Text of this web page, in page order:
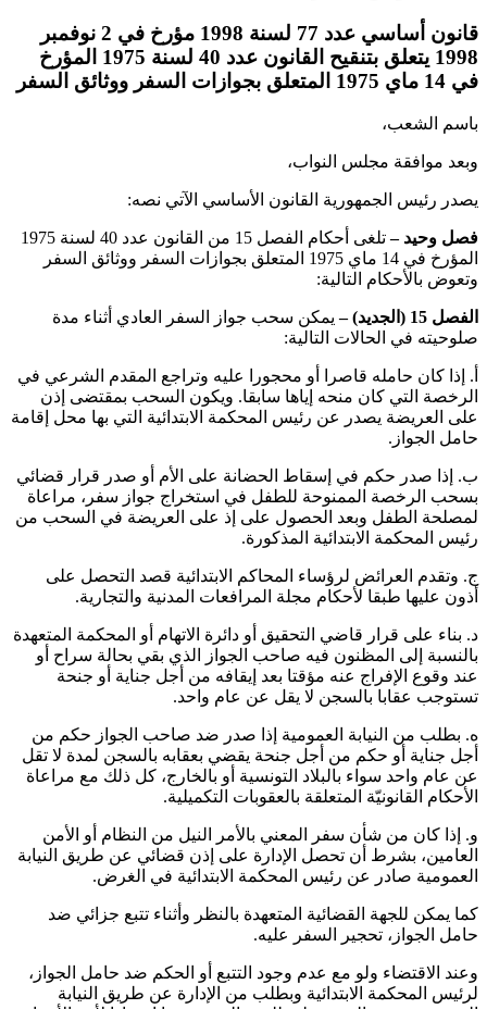
قانون أساسي عدد 77 لسنة 1998 مؤرخ في 2 نوفمبر
1998 يتعلق بتنقيح القانون عدد 40 لسنة 1975 المؤرخ
في 14 ماي 1975 المتعلق بجوازات السفر ووثائق السفر
باسم الشعب،
وبعد موافقة مجلس النواب،
يصدر رئيس الجمهورية القانون الأساسي الآتي نصه:
فصل وحيد –
تلغى أحكام الفصل 15 من القانون عدد 40 لسنة 1975
المؤرخ في 14 ماي 1975 المتعلق بجوازات السفر ووثائق السفر
وتعوض بالأحكام التالية:
الفصل 15 (الجديد) –
يمكن سحب جواز السفر العادي أثناء مدة
صلوحيته في الحالات التالية:
‌أ. إذا كان حامله قاصرا أو محجورا عليه وتراجع المقدم الشرعي في
الرخصة التي كان منحه إياها سابقا. ويكون السحب بمقتضى إذن
على العريضة يصدر عن رئيس المحكمة الابتدائية التي بها محل إقامة
حامل الجواز.
‌ب. إذا صدر حكم في إسقاط الحضانة على الأم أو صدر قرار قضائي
بسحب الرخصة الممنوحة للطفل في استخراج جواز سفر، مراعاة
لمصلحة الطفل وبعد الحصول على إذ على العريضة في السحب من
رئيس المحكمة الابتدائية المذكورة.
‌ج. وتقدم العرائض لرؤساء المحاكم الابتدائية قصد التحصل على
أذون عليها طبقا لأحكام مجلة المرافعات المدنية والتجارية.
‌د. بناء على قرار قاضي التحقيق أو دائرة الاتهام أو المحكمة المتعهدة
بالنسبة إلى المظنون فيه صاحب الجواز الذي بقي بحالة سراح أو
عند وقوع الإفراج عنه مؤقتا بعد إيقافه من أجل جناية أو جنحة
تستوجب عقابا بالسجن لا يقل عن عام واحد.
‌ه. بطلب من النيابة العمومية إذا صدر ضد صاحب الجواز حكم من
أجل جناية أو حكم من أجل جنحة يقضي بعقابه بالسجن لمدة لا تقل
عن عام واحد سواء بالبلاد التونسية أو بالخارج، كل ذلك مع مراعاة
الأحكام القانونيّة المتعلقة بالعقوبات التكميلية.
‌و. إذا كان من شأن سفر المعني بالأمر النيل من النظام أو الأمن
العامين، بشرط أن تحصل الإدارة على إذن قضائي عن طريق النيابة
العمومية صادر عن رئيس المحكمة الابتدائية في الغرض.
كما يمكن للجهة القضائية المتعهدة بالنظر وأثناء تتبع جزائي ضد
حامل الجواز، تحجير السفر عليه.
وعند الاقتضاء ولو مع عدم وجود التتبع أو الحكم ضد حامل الجواز،
لرئيس المحكمة الابتدائية وبطلب من الإدارة عن طريق النيابة